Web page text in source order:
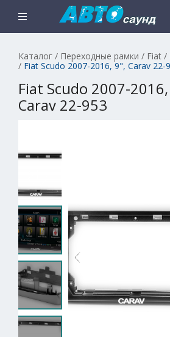
Каталог / Переходные рамки / Fiat /
/ Fiat Scudo 2007-2016, 9", Carav 22-
Fiat Scudo 2007-
Carav 22-953